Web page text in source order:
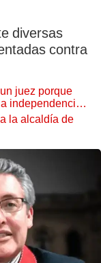
diversas
contra
juez porque
independencia
la alcaldía de